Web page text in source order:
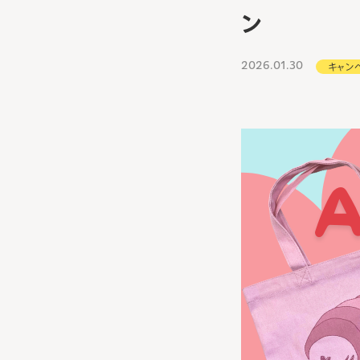
ン
2026.01.30 キャン